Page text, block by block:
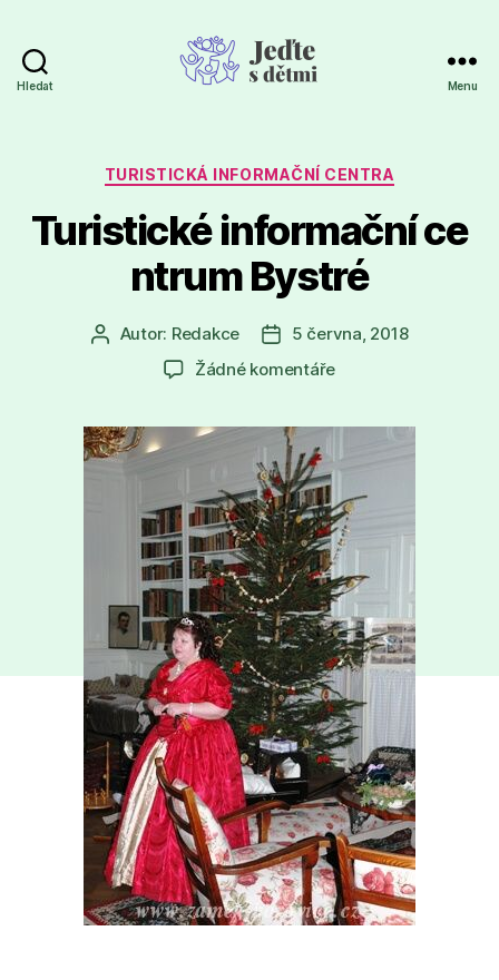
Hledat Menu
Rubriky
TURISTICKÁ INFORMAČNÍ CENTRA
Turistické informační ce
ntrum Bystré
Autor
příspěvku
Autor: Redakce
Datum
příspěvku
5 června, 2018
Žádné komentářeu
Turistické